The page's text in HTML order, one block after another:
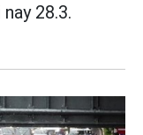
28.3.